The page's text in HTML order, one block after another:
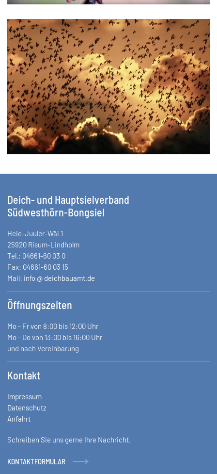
VERGRÖSSERN
Deich- und Hauptsielverband
Südwesthörn-Bongsiel
Heie-Juuler-Wäi 1
25920 Risum-Lindholm
Tel.: 04661-60 03 0
Fax: 04661-60 03 15
Mail: info @ deichbauamt.de
Öffnungszeiten
Mo - Fr von 8:00 bis 12:00 Uhr
Mo - Do von 13:00 bis 16:00 Uhr
und nach Vereinbarung
Kontakt
Impressum
Datenschutz
Anfahrt
Schreiben Sie uns gerne Ihre Nachricht.
KONTAKTFORMULAR